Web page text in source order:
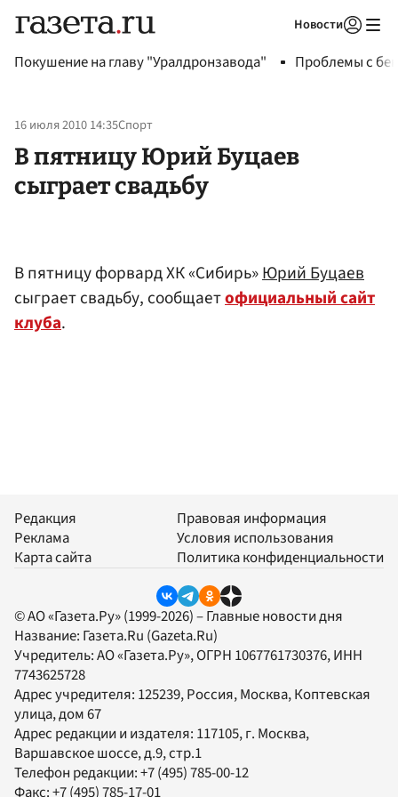
Новости
Покушение на главу "Уралдронзавода" Проблемы с
16 июля 2010 14:35Спорт
В пятницу Юрий Буцаев
сыграет свадьбу
В пятницу форвард ХК «Сибирь»Юрий Буцаев
сыграет свадьбу, сообщаетофициальный сайт
клуба.
Редакция
Реклама
Карта сайта
Правовая информация
Условия использования
Политика конфиденциальности
© АО «Газета.Ру» (1999-2026) – Главные новости дня
Название: Газета.Ru (Gazeta.Ru)
Учредитель:АО «Газета.Ру», ОГРН 1067761730376, ИНН
7743625728
Адрес учредителя: 125239, Россия, Москва, Коптевская
улица, дом 67
Адрес редакции и издателя: 117105, г. Москва,
Варшавское шоссе, д.9, стр.1
Телефон редакции:+7 (495) 785-00-12